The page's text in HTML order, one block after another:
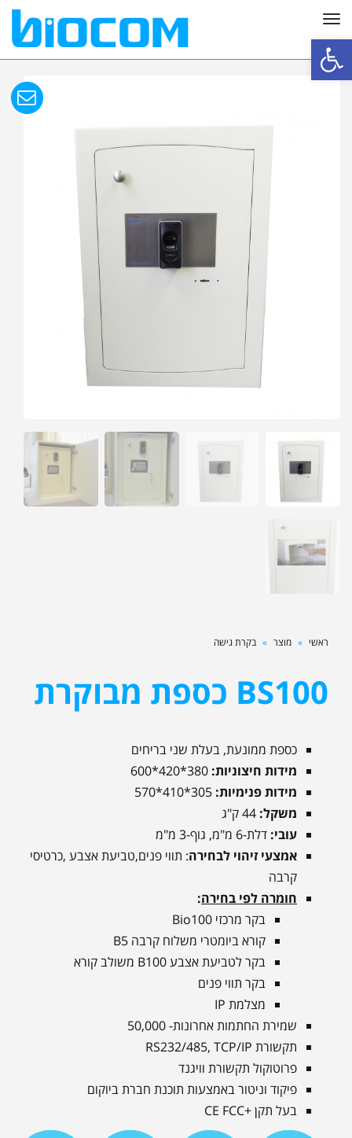
פתח סרגל נגישות
תפריט
ראשי » מוצר » בקרת גישה
BS100 כספת מבוקרת
כספת ממונעת, בעלת שני בריחים
מידות חיצוניות:
מידות פנימיות:
משקל:
עובי: דלת-6 מ"מ, גוף-3 מ"מ
אמצעי זיהוי לבחירה: תווי פנים,טביעת אצבע ,כרטיסי
קרבה
חומרה לפי בחירה:
בקר מרכזי Bio100
קורא ביומטרי משלוח קרבה B5
בקר לטביעת אצבע B100 משולב קורא
בקר תווי פנים
מצלמת IP
שמירת החתמות אחרונות- 50,000
תקשורת RS232/485, TCP/IP
פרוטוקול תקשורת וויגנד
פיקוד וניטור באמצעות תוכנת חברת ביוקום
בעל תקן +CE FCC